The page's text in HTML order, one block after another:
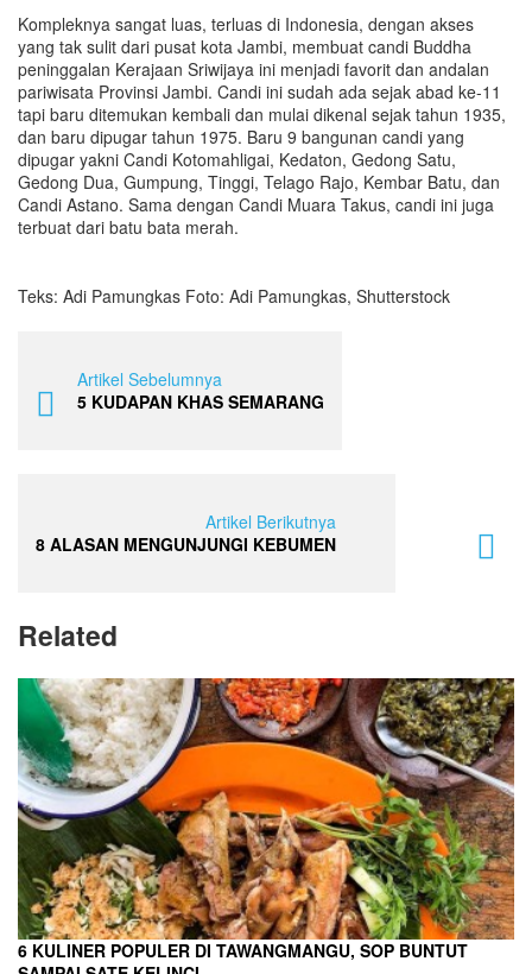
Kompleknya sangat luas, terluas di Indonesia, dengan akses
yang tak sulit dari pusat kota Jambi, membuat candi Buddha
peninggalan Kerajaan Sriwijaya ini menjadi favorit dan andalan
pariwisata Provinsi Jambi. Candi ini sudah ada sejak abad ke-11
tapi baru ditemukan kembali dan mulai dikenal sejak tahun 1935,
dan baru dipugar tahun 1975. Baru 9 bangunan candi yang
dipugar yakni Candi Kotomahligai, Kedaton, Gedong Satu,
Gedong Dua, Gumpung, Tinggi, Telago Rajo, Kembar Batu, dan
Candi Astano. Sama dengan Candi Muara Takus, candi ini juga
terbuat dari batu bata merah.
Teks: Adi Pamungkas Foto: Adi Pamungkas, Shutterstock
Artikel Sebelumnya
5 KUDAPAN KHAS SEMARANG
Artikel Berikutnya
8 ALASAN MENGUNJUNGI KEBUMEN
Related
6 KULINER POPULER DI TAWANGMANGU, SOP BUNTUT